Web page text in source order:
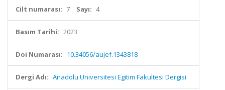
Cilt numarası: 7 Sayı: 4
Basım Tarihi: 2023
Doi Numarası: 10.34056/aujef.1343818
Dergi Adı: Anadolu Universitesi Egitim Fakultesi Dergisi